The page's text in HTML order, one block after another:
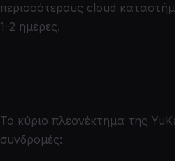
περισσότερους cloud
1-2 ημέρες.
Το κύριο πλεονέκτημα της
συνδρομές: